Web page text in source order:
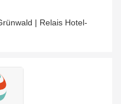
| Relais Hotel-